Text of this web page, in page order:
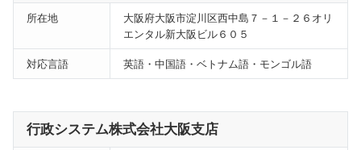
所在地
大阪府大阪市淀川区西中島７－１－２６オリ
エンタル新大阪ビル６０５
対応言語 英語・中国語・ベトナム語・モンゴル語
行政システム株式会社大阪支店